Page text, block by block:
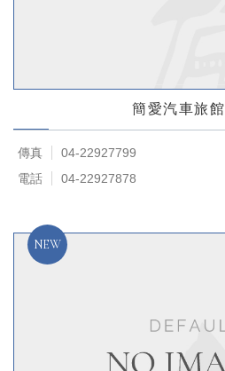
簡愛汽車旅館
傳真
04-22927799
電話
04-22927878